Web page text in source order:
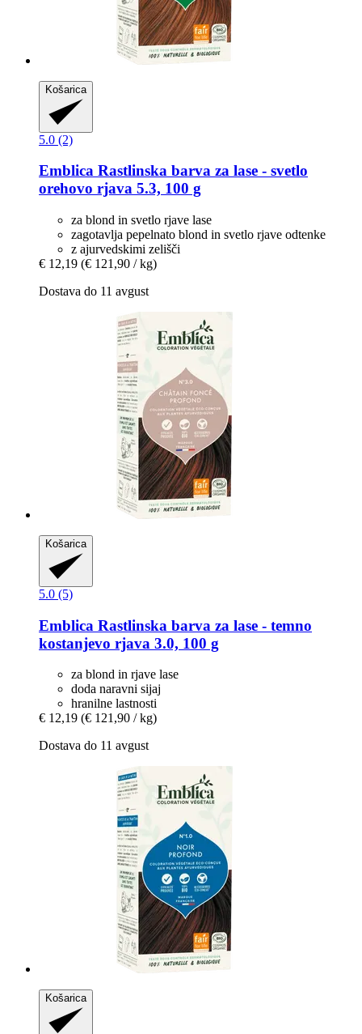
Košarica
5.0 (2)
Emblica Rastlinska barva za lase -​ svetlo
orehovo rjava 5.3, 100 g
za blond in svetlo rjave lase
zagotavlja pepelnato blond in svetlo rjave odtenke
z ajurvedskimi zelišči
€ 12,19 (€ 121,90 / kg)
Dostava do 11 avgust
Košarica
5.0 (5)
Emblica Rastlinska barva za lase -​ temno
kostanjevo rjava 3.0, 100 g
za blond in rjave lase
doda naravni sijaj
hranilne lastnosti
€ 12,19 (€ 121,90 / kg)
Dostava do 11 avgust
Košarica